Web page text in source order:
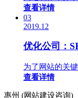
查看详情
03
2019.12
优化公司：
为了网站的关
查看详情
惠州 (网站建设咨询)